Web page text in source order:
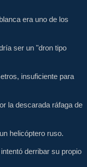
era uno de los
ser un "dron tipo
insuficiente para
la descarada ráfaga de
helicóptero ruso.
derribar su propio